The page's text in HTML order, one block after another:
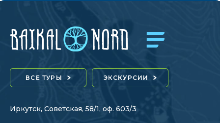
ВСЕ ТУРЫ ЭКСКУРСИИ
Иркутск, Советская, 58/1, оф. 603/3